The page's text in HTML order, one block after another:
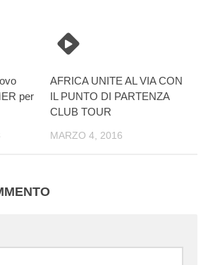
per
AFRICA UNITE AL VIA CON
IL PUNTO DI PARTENZA
CLUB TOUR
MARZO 4, 2016